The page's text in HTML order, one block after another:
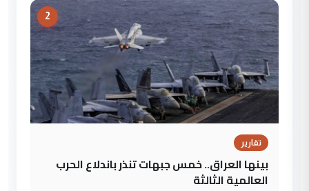
2
تقارير
بينها العراق.. خمس جبهات تنذر باندلاع الحرب
العالمية الثالثة